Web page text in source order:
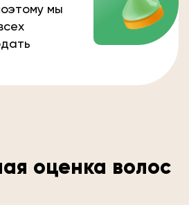
мы
оценка волос